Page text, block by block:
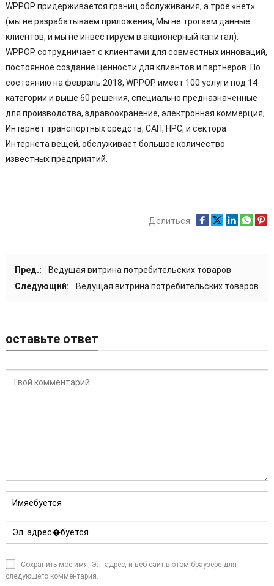
WPPOP придерживается границ обслуживания, а трое «нет»
(мы не разрабатываем приложения, Мы не трогаем данные
клиентов, и мы не инвестируем в акционерный капитал).
WPPOP сотрудничает с клиентами для совместных инноваций,
постоянное создание ценности для клиентов и партнеров. По
состоянию на февраль 2018, WPPOP имеет 100 услуги под 14
категории и выше 60 решения, специально предназначенные
для производства, здравоохранение, электронная коммерция,
Интернет транспортных средств, САП, HPC, и сектора
Интернета вещей, обслуживает большое количество
известных предприятий.
Делиться:
Пред.:
Ведущая витрина потребительских товаров
Следующий:
Ведущая витрина потребительских товаров
оставьте ответ
Сохранить мое имя, Эл. адрес, и веб-сайт в этом браузере для
следующего комментария.